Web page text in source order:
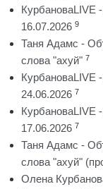
КурбановаLIVE
16.07.2026 9
Таня Адамс -
слова "ахуй" 7
КурбановаLIVE
24.06.2026 7
КурбановаLIVE
17.06.2026 7
Таня Адамс -
слова "ахуй"
Олена